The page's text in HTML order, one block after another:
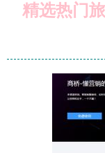
精选热门